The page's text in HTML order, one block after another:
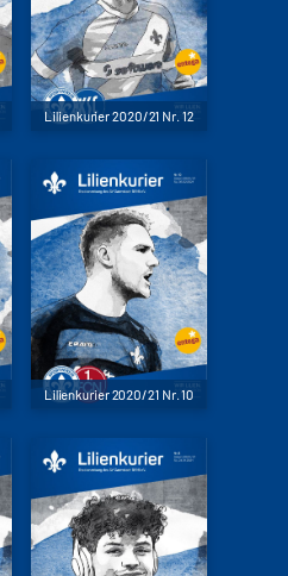
Lilienkurier 2020/21 Nr. 12
Lilienkurier 2020/21 Nr. 10